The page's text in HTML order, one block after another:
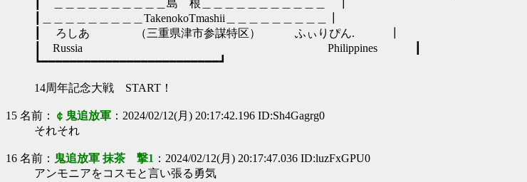
┃ ＿＿＿＿＿＿＿＿＿＿島 根＿＿＿＿＿＿＿＿＿＿＿ ┃
┃＿＿＿＿＿＿＿＿＿TakenokoTmashii＿＿＿＿＿＿＿＿＿┃
┃ ろしあ （三重県津市参謀特区） ふぃりぴん. ┃
┃ Russia Philippines ┃
┗━━━━━━━━━━━━━━━━━━━━━━━━━┛
14周年記念大戦 START！
15 名前： ￠鬼追放軍 ：2024/02/12(月) 20:17:42.196 ID:Sh4Gagrg0
それそれ
16 名前： 鬼追放軍 抹茶 撃1 ：2024/02/12(月) 20:17:47.036 ID:luzFxGPU0
アンモニアをコスモと言い張る勇気